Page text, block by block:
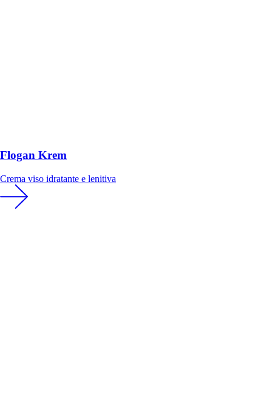
Flogan Krem
Crema viso idratante e lenitiva